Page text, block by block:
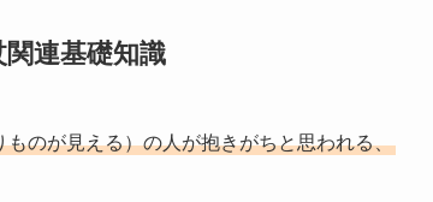
連基礎知識
のが見える）の人が抱きがちと思われる、